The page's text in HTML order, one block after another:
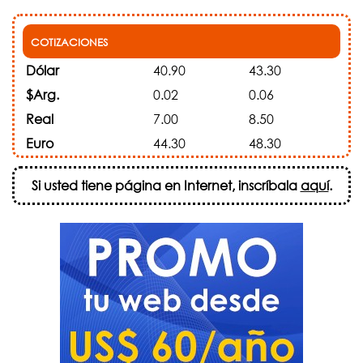
COTIZACIONES
Dólar 40.90
43.30
$Arg.
0.02
0.06
Real
7.00
8.50
Euro
44.30 48.30
Si usted tiene página en Internet, inscríbalaaquí.